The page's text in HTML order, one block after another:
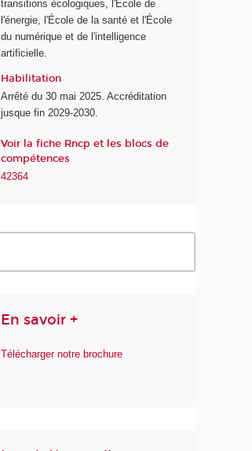
transitions écologiques, l'École de
l'énergie, l'École de la santé et l'École
du numérique et de l'intelligence
artificielle.
Habilitation
Arrêté du 30 mai 2025. Accréditation
jusque fin 2029-2030.
Voir la fiche Rncp et les blocs de
compétences
42364
En savoir +
Télécharger notre brochure